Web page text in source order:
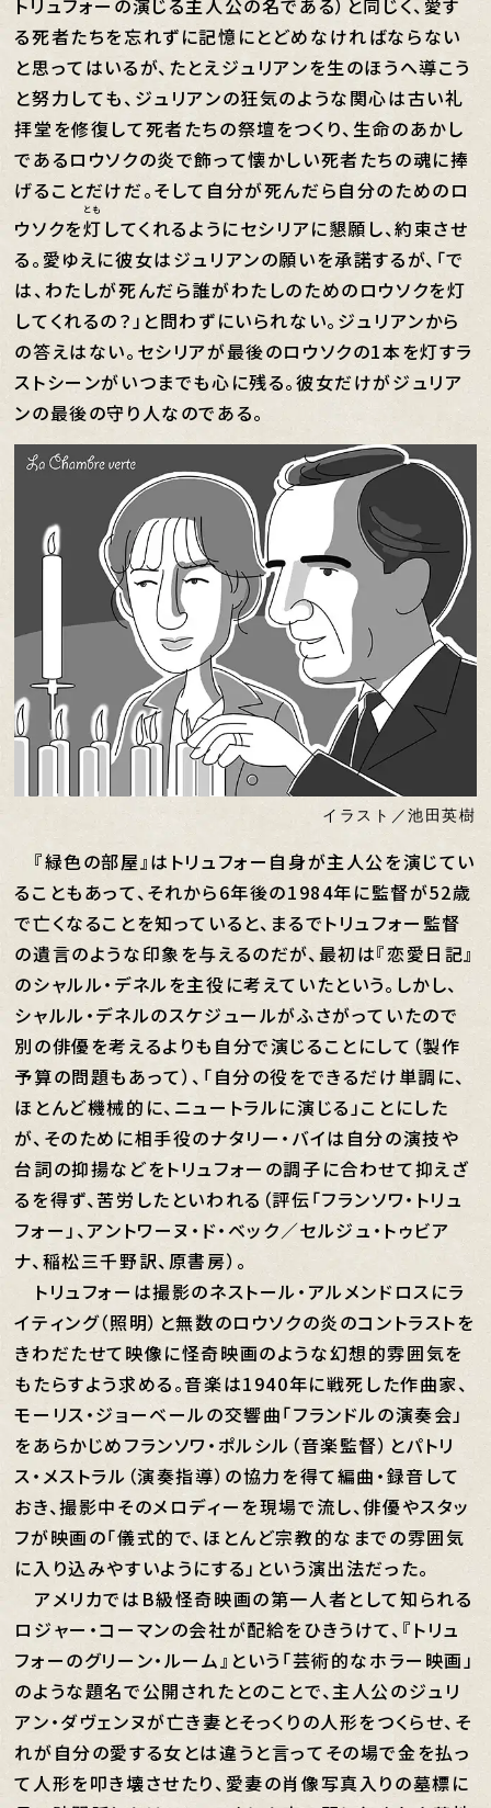
トリュフォーの演じる主人公の名である）と同じく、愛す
る死者たちを忘れずに記憶にとどめなければならない
と思ってはいるが、たとえジュリアンを生のほうへ導こう
と努力しても、ジュリアンの狂気のような関心は古い礼
拝堂を修復して死者たちの祭壇をつくり、生命のあかし
であるロウソクの炎で飾って懐かしい死者たちの魂に捧
げることだけだ。そして自分が死んだら自分のためのロ
ウソクを灯
とも
してくれるようにセシリアに懇願し、約束させ
る。愛ゆえに彼女はジュリアンの願いを承諾するが、「で
は、わたしが死んだら誰がわたしのためのロウソクを灯
してくれるの？」と問わずにいられない。ジュリアンから
の答えはない。セシリアが最後のロウソクの1本を灯すラ
ストシーンがいつまでも心に残る。彼女だけがジュリア
ンの最後の守り人なのである。
イラスト／池田英樹
『緑色の部屋』はトリュフォー自身が主人公を演じてい
ることもあって、それから6年後の1984年に監督が52歳
で亡くなることを知っていると、まるでトリュフォー監督
の遺言のような印象を与えるのだが、最初は『恋愛日記』
のシャルル・デネルを主役に考えていたという。しかし、
シャルル・デネルのスケジュールがふさがっていたので
別の俳優を考えるよりも自分で演じることにして（製作
予算の問題もあって）、「自分の役をできるだけ単調に、
ほとんど機械的に、ニュートラルに演じる」ことにした
が、そのために相手役のナタリー・バイは自分の演技や
台詞の抑揚などをトリュフォーの調子に合わせて抑えざ
るを得ず、苦労したといわれる（評伝「フランソワ・トリュ
フォー」、アントワーヌ・ド・ベック／セルジュ・トゥビア
ナ、稲松三千野訳、原書房）。
トリュフォーは撮影のネストール・アルメンドロスにラ
イティング（照明）と無数のロウソクの炎のコントラストを
きわだたせて映像に怪奇映画のような幻想的雰囲気を
もたらすよう求める。音楽は1940年に戦死した作曲家、
モーリス・ジョーベールの交響曲「フランドルの演奏会」
をあらかじめフランソワ・ポルシル（音楽監督）とパトリ
ス・メストラル（演奏指導）の協力を得て編曲・録音して
おき、撮影中そのメロディーを現場で流し、俳優やスタッ
フが映画の「儀式的で、ほとんど宗教的なまでの雰囲気
に入り込みやすいようにする」という演出法だった。
アメリカではB級怪奇映画の第一人者として知られる
ロジャー・コーマンの会社が配給をひきうけて、『トリュ
フォーのグリーン・ルーム』という「芸術的なホラー映画」
のような題名で公開されたとのことで、主人公のジュリ
アン・ダヴェンヌが亡き妻とそっくりの人形をつくらせ、そ
れが自分の愛する女とは違うと言ってその場で金を払っ
て人形を叩き壊させたり、愛妻の肖像写真入りの墓標に